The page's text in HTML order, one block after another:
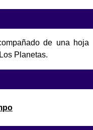
de una hoja
Planetas.